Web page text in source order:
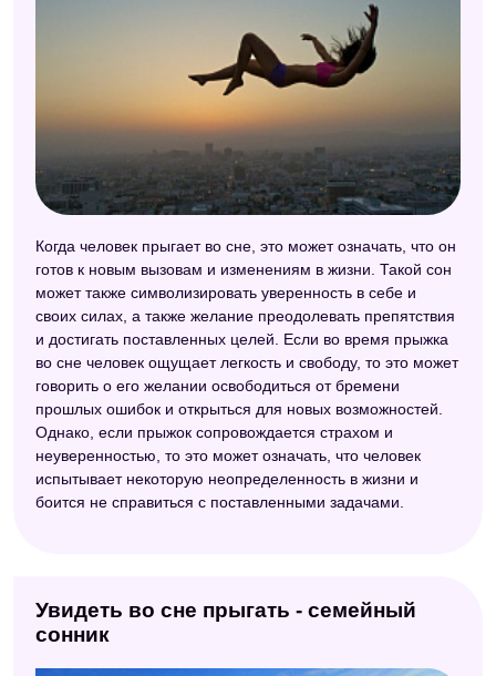
Когда человек прыгает во сне, это может означать, что он
готов к новым вызовам и изменениям в жизни. Такой сон
может также символизировать уверенность в себе и
своих силах, а также желание преодолевать препятствия
и достигать поставленных целей. Если во время прыжка
во сне человек ощущает легкость и свободу, то это может
говорить о его желании освободиться от бремени
прошлых ошибок и открыться для новых возможностей.
Однако, если прыжок сопровождается страхом и
неуверенностью, то это может означать, что человек
испытывает некоторую неопределенность в жизни и
боится не справиться с поставленными задачами.
Увидеть во сне прыгать - семейный
сонник